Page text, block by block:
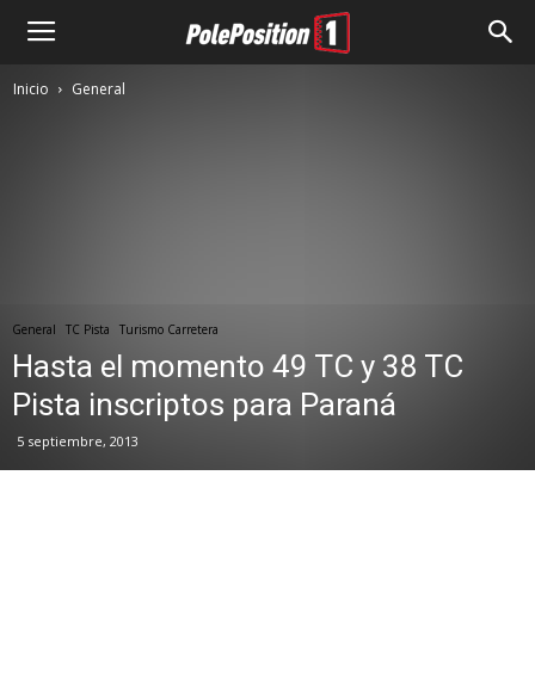
Inicio General
General TC Pista Turismo Carretera
Hasta el momento 49 TC y 38 TC
Pista inscriptos para Paraná
5 septiembre, 2013